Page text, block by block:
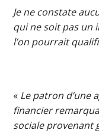
Je ne constate
qui ne soit pas un
l’on pourrait
« Le patron d’une
financier
sociale provenant